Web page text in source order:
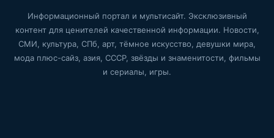
Информационный портал и мультисайт. Эксклюзивный
контент для ценителей качественной информации. Новости,
СМИ, культура, СПб, арт, тёмное искусство, девушки мира,
мода плюс-сайз, азия, СССР, звёзды и знаменитости, фильмы
и сериалы, игры.